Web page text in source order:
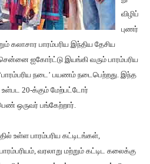
விழிப்
புணர்
கலாசார பாரம்பரிய இந்திய தேசிய
ஐகோர்ட்டு இயங்கி வரும் பாரம்பரிய
நடை’ பயணம் நடைபெற்றது. இந்த
20-க்கும் மேற்பட்டோர்
ஒருவர் பங்கேற்றார்.
உள்ள பாரம்பரிய கட்டிடங்கள்,
வரலாறு மற்றும் கட்டிட கலைக்கு